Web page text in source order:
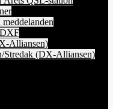
Alliansen)
Stredak (DX-Alliansen)